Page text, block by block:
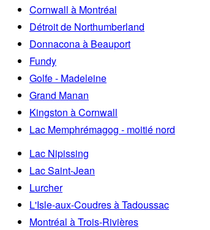
Cornwall à Montréal
Détroit de Northumberland
Donnacona à Beauport
Fundy
Golfe - Madeleine
Grand Manan
Kingston à Cornwall
Lac Memphrémagog - moitié nord
Lac Nipissing
Lac Saint-Jean
Lurcher
L'Isle-aux-Coudres à Tadoussac
Montréal à Trois-Rivières